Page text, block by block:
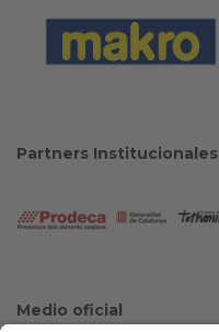
Partners Institucionales
Medio oficial